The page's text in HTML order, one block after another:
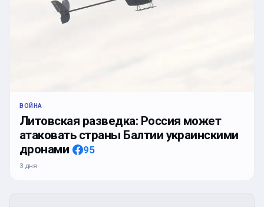
ВОЙНА
Литовская разведка: Россия может
атаковать страны Балтии украинскими
дронами
95
3 дня